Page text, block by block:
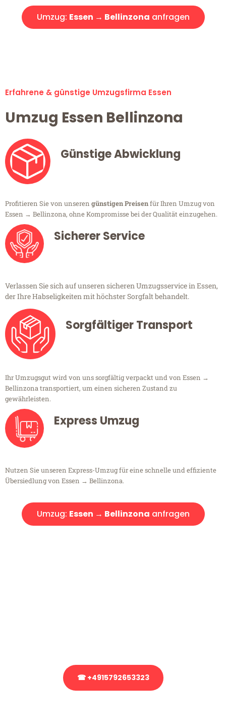
Umzug: Essen → Bellinzona anfragen
Erfahrene & günstige Umzugsfirma Essen
Umzug Essen Bellinzona
Günstige Abwicklung
Profitieren Sie von unseren günstigen Preisenfür Ihren Umzug von
Essen → Bellinzona, ohne Kompromisse bei der Qualität einzugehen.
Sicherer Service
Verlassen Sie sich auf unseren sicheren Umzugsservice in Essen,
der Ihre Habseligkeiten mit höchster Sorgfalt behandelt.
Sorgfältiger Transport
Ihr Umzugsgut wird von uns sorgfältig verpackt und von Essen →
Bellinzona transportiert, um einen sicheren Zustand zu
gewährleisten.
Express Umzug
Nutzen Sie unseren Express-Umzug für eine schnelle und effiziente
Übersiedlung von Essen → Bellinzona.
Umzug: Essen → Bellinzona anfragen
☎ +4915792653323